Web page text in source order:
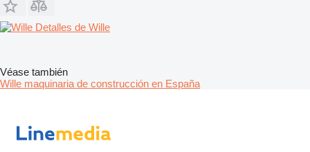
Detalles de Wille
Véase también
Wille maquinaria de construcción en España